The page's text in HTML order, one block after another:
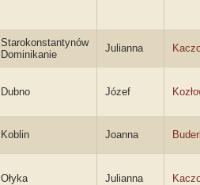
Starokonstantynów
Dominikanie
Julianna
Dubno Józef
Koblin Joanna
Ołyka Julianna